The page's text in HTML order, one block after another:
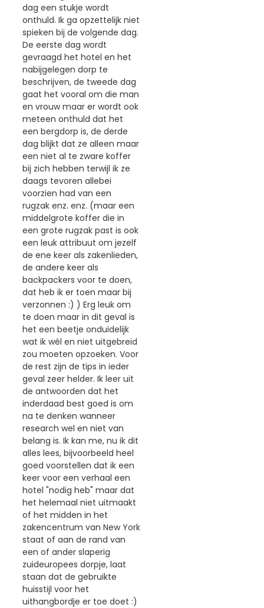
dag een stukje wordt
onthuld. Ik ga opzettelijk niet
spieken bij de volgende dag.
De eerste dag wordt
gevraagd het hotel en het
nabijgelegen dorp te
beschrijven, de tweede dag
gaat het vooral om die man
en vrouw maar er wordt ook
meteen onthuld dat het
een bergdorp is, de derde
dag blijkt dat ze alleen maar
een niet al te zware koffer
bij zich hebben terwijl ik ze
daags tevoren allebei
voorzien had van een
rugzak enz. enz. (maar een
middelgrote koffer die in
een grote rugzak past is ook
een leuk attribuut om jezelf
de ene keer als zakenlieden,
de andere keer als
backpackers voor te doen,
dat heb ik er toen maar bij
verzonnen :) ) Erg leuk om
te doen maar in dit geval is
het een beetje onduidelijk
wat ik wél en niet uitgebreid
zou moeten opzoeken. Voor
de rest zijn de tips in ieder
geval zeer helder. Ik leer uit
de antwoorden dat het
inderdaad best goed is om
na te denken wanneer
research wel en niet van
belang is. Ik kan me, nu ik dit
alles lees, bijvoorbeeld heel
goed voorstellen dat ik een
keer voor een verhaal een
hotel "nodig heb" maar dat
het helemaal niet uitmaakt
of het midden in het
zakencentrum van New York
staat of aan de rand van
een of ander slaperig
zuideuropees dorpje, laat
staan dat de gebruikte
huisstijl voor het
uithangbordje er toe doet :)